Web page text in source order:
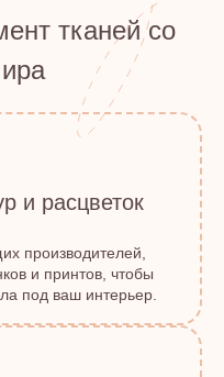
тканей со
и расцветок
производителей,
и принтов, чтобы
под ваш интерьер.